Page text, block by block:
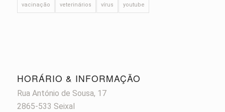
vacinação veterinários vírus youtube
HORÁRIO & INFORMAÇÃO
Rua António de Sousa, 17
2865-533 Seixal